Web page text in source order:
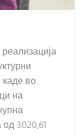
во
на
3.020,61